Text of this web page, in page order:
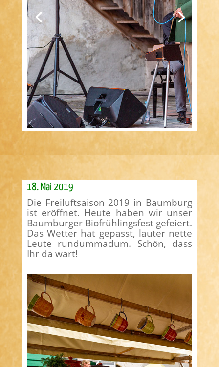
18. Mai 2019
Die Freiluftsaison 2019 in Baumburg
ist eröffnet. Heute haben wir unser
Baumburger Biofrühlingsfest gefeiert.
Das Wetter hat gepasst, lauter nette
Leute rundummadum. Schön, dass
Ihr da wart!